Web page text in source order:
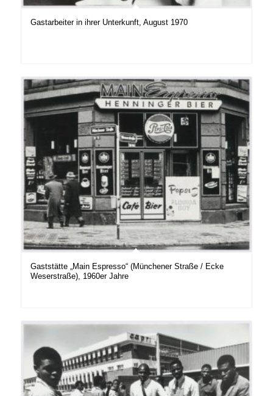
Gastarbeiter in ihrer Unterkunft, August 1970
Gaststätte „Main Espresso“ (Münchener Straße / Ecke
Weserstraße), 1960er Jahre